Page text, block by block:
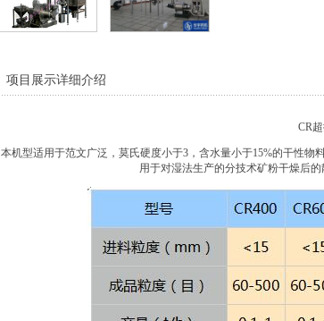
项目展示详细介绍
CR
本机型适用于范文广泛，莫氏硬度小于3 ，含水量小于15%的干性物
用于对湿法生产的分技术矿粉干燥后